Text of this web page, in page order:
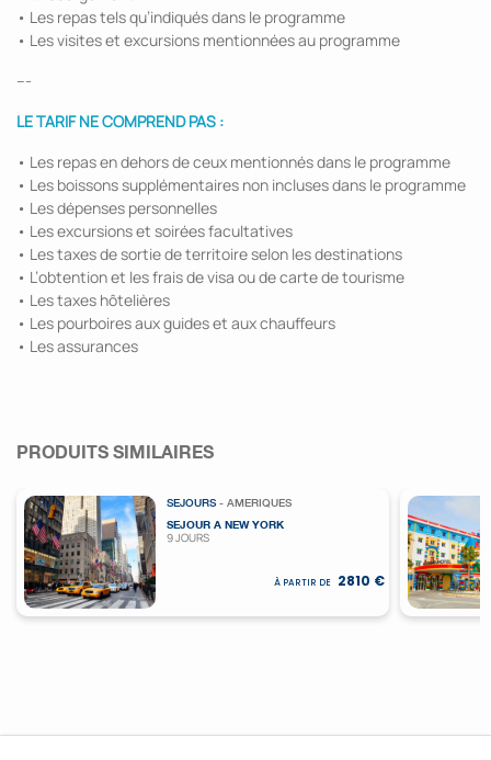
• Les repas tels qu’indiqués dans le programme
• Les visites et excursions mentionnées au programme
---
LE TARIF NE COMPREND PAS :
• Les repas en dehors de ceux mentionnés dans le programme
• Les boissons supplémentaires non incluses dans le programme
• Les dépenses personnelles
• Les excursions et soirées facultatives
• Les taxes de sortie de territoire selon les destinations
• L’obtention et les frais de visa ou de carte de tourisme
• Les taxes hôtelières
• Les pourboires aux guides et aux chauffeurs
• Les assurances
PRODUITS SIMILAIRES
SEJOURS - AMERIQUES
SEJOUR A NEW YORK
9 JOURS
À PARTIR DE 2810 €